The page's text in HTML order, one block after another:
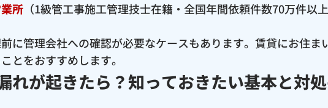
所 （1級管工事施工管理技士在籍・全国年間依頼件数70万件以
に管理会社への確認が必要なケースもあります。賃貸にお住ま
とをおすすめします。
れが起きたら？知っておきたい基本と対